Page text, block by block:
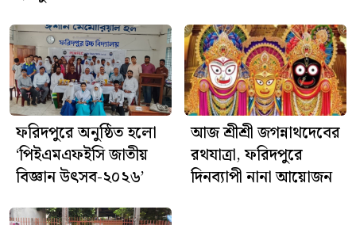
প্রক্রিয়াধীন রয়েছে।
ফরিদপুরে অনুষ্ঠিত হলো
‘পিইএমএফইসি জাতীয়
বিজ্ঞান উৎসব-২০২৬’
আজ শ্রীশ্রী জগন্নাথদেবের
রথযাত্রা, ফরিদপুরে
দিনব্যাপী নানা আয়োজন